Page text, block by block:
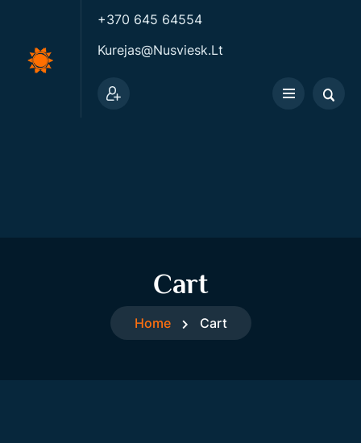
+370 645 64554
Kurejas@nusviesk.lt
Cart
Home Cart